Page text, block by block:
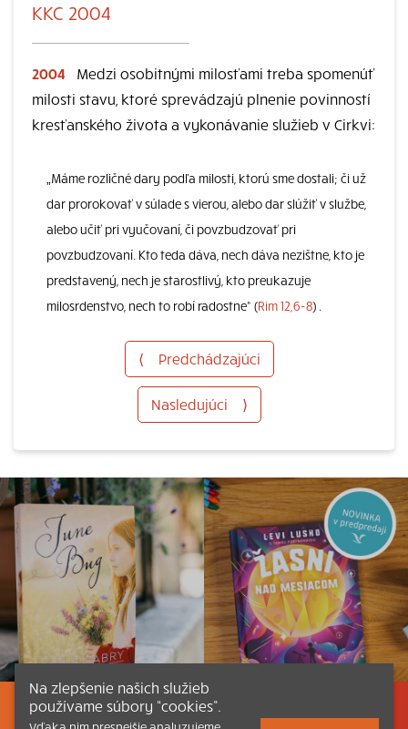
KKC 2004
2004
Medzi osobitnými milosťami treba spomenúť
milosti stavu, ktoré sprevádzajú plnenie povinností
kresťanského života a vykonávanie služieb v Cirkvi:
„Máme rozličné dary podľa milosti, ktorú sme dostali; či už
dar prorokovať v súlade s vierou, alebo dar slúžiť v službe,
alebo učiť pri vyučovaní, či povzbudzovať pri
povzbudzovaní. Kto teda dáva, nech dáva nezištne, kto je
predstavený, nech je starostlivý, kto preukazuje
milosrdenstvo, nech to robí radostne“ (Rim 12,6-8) .
⟨ Predchádzajúci
Nasledujúci ⟩
Listovať Obsah Dokumenty a články
Na zlepšenie našich služieb
používame súbory “cookies”.